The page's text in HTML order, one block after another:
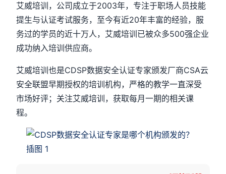
艾威培训，公司成立于2003年，专注于职场人员技能
提生与认证考试服务，至今有近20年丰富的经验，服
务过的学员的近十万人，艾威培训已被众多500强企业
成功纳入培训供应商。
艾威培训也是CDSP数据安全认证专家颁发厂商CSA云
安全联盟早期授权的培训机构，严格的教学一直深受
市场好评；关注艾威培训，获取每月一期的相关课
程。